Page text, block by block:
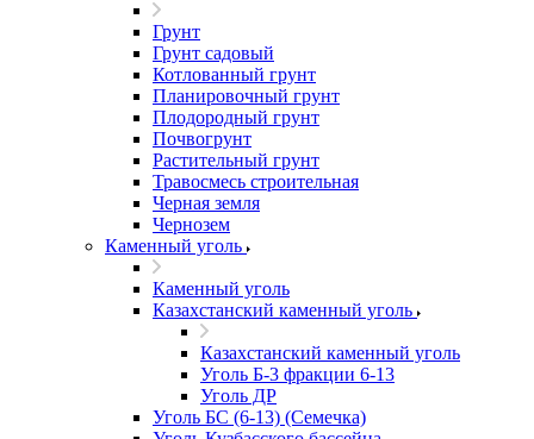
Грунт
Грунт садовый
Котлованный грунт
Планировочный грунт
Плодородный грунт
Почвогрунт
Растительный грунт
Травосмесь строительная
Черная земля
Чернозем
Каменный уголь
Каменный уголь
Казахстанский каменный уголь
Казахстанский каменный уголь
Уголь Б-3 фракции 6-13
Уголь ДР
Уголь БС (6-13) (Семечка)